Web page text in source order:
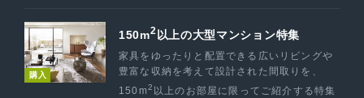
購入
150m2 以上の大型マンション特集
家具をゆったりと配置できる広いリビングや
豊富な収納を考えて設計された間取りを、
150m2 以上のお部屋に限ってご紹介する特集